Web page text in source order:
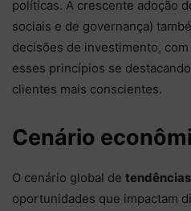
políticas. A crescente adoção
sociais e de governança)
decisões de investimento,
esses princípios se
clientes mais conscientes.
Cenário
O cenário global de
oportunidades que impactam